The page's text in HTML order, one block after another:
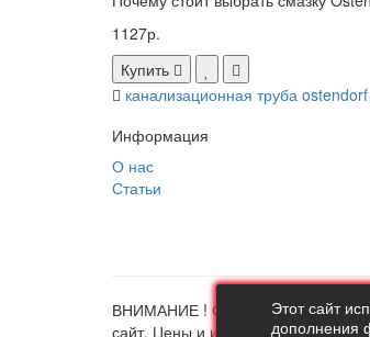
1127р.
Купить
канализационная труба
Информация
О нас
Статьи
ВНИМАНИЕ ! Совершая любые
сайт. Цены и информация
Этот сайт
дополнения